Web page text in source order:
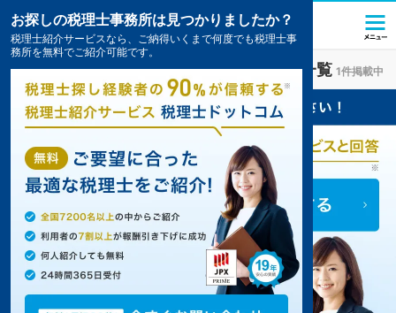
白馬駅(長野県)の税理士・会計事務所の一覧 1件掲載中
お探しの税理士事務所は見つかりましたか？
税理士紹介サービスなら、ご納得いくまで何度でも税理士事
務所を無料でご紹介可能です。